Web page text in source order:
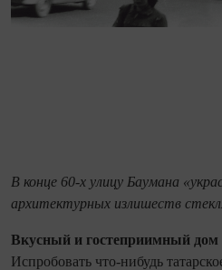
В конце 60-х улицу Баумана
архитектурных излишеств
Вкусный и гостеприимный дом
Испробовать что-нибудь